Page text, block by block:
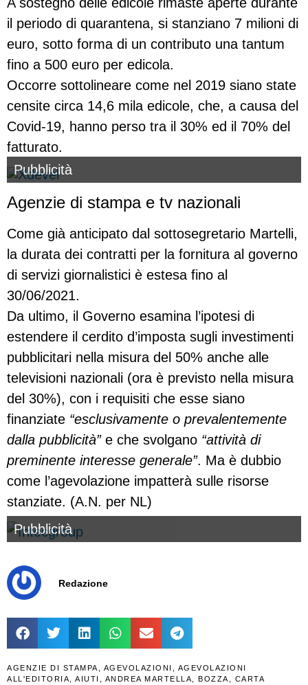
il periodo di quarantena, si stanziano 7 milioni di
euro, sotto forma di un contributo una tantum
fino a 500 euro per edicola.
Occorre sottolineare come nel 2019 siano state
censite circa 14,6 mila edicole, che, a causa del
Covid-19, hanno perso tra il 30% ed il 70% del
fatturato.
Pubblicità
Agenzie di stampa e tv nazionali
Come già anticipato dal sottosegretario Martelli,
la durata dei contratti per la fornitura al governo
di servizi giornalistici è estesa fino al
30/06/2021.
Da ultimo, il Governo esamina l’ipotesi di
estendere il cerdito d’imposta sugli investimenti
pubblicitari nella misura del 50% anche alle
televisioni nazionali (ora è previsto nella misura
del 30%), con i requisiti che esse siano
finanziate “esclusivamente o prevalentemente
dalla pubblicità” e che svolgano “attività di
preminente interesse generale”. Ma è dubbio
come l’agevolazione impatterà sulle risorse
stanziate. (A.N. per NL)
Pubblicità
Redazione
AGENZIE DI STAMPA, AGEVOLAZIONI , AGEVOLAZIONI
ALL'EDITORIA, AIUTI , ANDREA MARTELLA, BOZZA, CARTA